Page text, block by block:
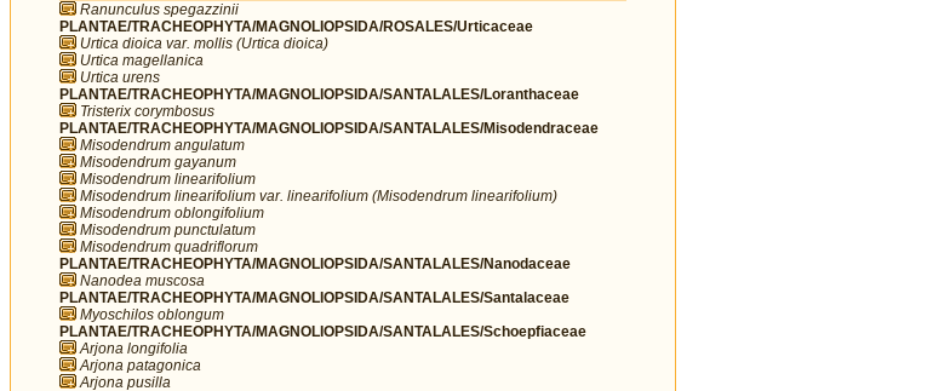
Ranunculus spegazzinii
PLANTAE/TRACHEOPHYTA/MAGNOLIOPSIDA/ROSALES/Urticaceae
Urtica dioica var. mollis (Urtica dioica)
Urtica magellanica
Urtica urens
PLANTAE/TRACHEOPHYTA/MAGNOLIOPSIDA/SANTALALES/Loranthaceae
Tristerix corymbosus
PLANTAE/TRACHEOPHYTA/MAGNOLIOPSIDA/SANTALALES/Misodendraceae
Misodendrum angulatum
Misodendrum gayanum
Misodendrum linearifolium
Misodendrum linearifolium var. linearifolium (Misodendrum linearifolium)
Misodendrum oblongifolium
Misodendrum punctulatum
Misodendrum quadriflorum
PLANTAE/TRACHEOPHYTA/MAGNOLIOPSIDA/SANTALALES/Nanodaceae
Nanodea muscosa
PLANTAE/TRACHEOPHYTA/MAGNOLIOPSIDA/SANTALALES/Santalaceae
Myoschilos oblongum
PLANTAE/TRACHEOPHYTA/MAGNOLIOPSIDA/SANTALALES/Schoepfiaceae
Arjona longifolia
Arjona patagonica
Arjona pusilla